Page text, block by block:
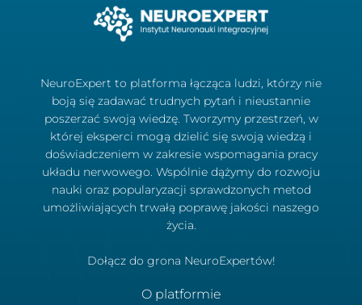
NeuroExpert to platforma łącząca ludzi, którzy nie
boją się zadawać trudnych pytań i nieustannie
poszerzać swoją wiedzę. Tworzymy przestrzeń, w
której eksperci mogą dzielić się swoją wiedzą i
doświadczeniem w zakresie wspomagania pracy
układu nerwowego. Wspólnie dążymy do rozwoju
nauki oraz popularyzacji sprawdzonych metod
umożliwiających trwałą poprawę jakości naszego
życia.
Dołącz do grona NeuroExpertów!
O platformie